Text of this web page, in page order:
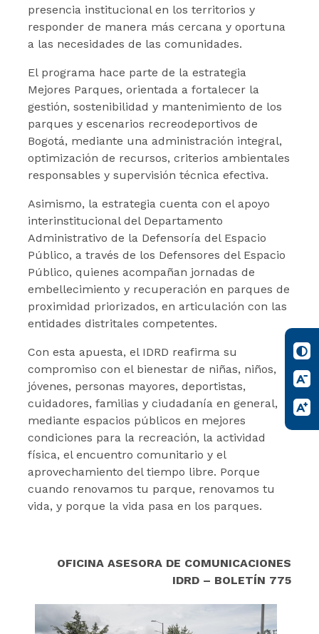
presencia institucional en los territorios y
responder de manera más cercana y oportuna
a las necesidades de las comunidades.
El programa hace parte de la estrategia
Mejores Parques, orientada a fortalecer la
gestión, sostenibilidad y mantenimiento de los
parques y escenarios recreodeportivos de
Bogotá, mediante una administración integral,
optimización de recursos, criterios ambientales
responsables y supervisión técnica efectiva.
Asimismo, la estrategia cuenta con el apoyo
interinstitucional del Departamento
Administrativo de la Defensoría del Espacio
Público, a través de los Defensores del Espacio
Público, quienes acompañan jornadas de
embellecimiento y recuperación en parques de
proximidad priorizados, en articulación con las
entidades distritales competentes.
Con esta apuesta, el IDRD reafirma su
compromiso con el bienestar de niñas, niños,
jóvenes, personas mayores, deportistas,
cuidadores, familias y ciudadanía en general,
mediante espacios públicos en mejores
condiciones para la recreación, la actividad
física, el encuentro comunitario y el
aprovechamiento del tiempo libre. Porque
cuando renovamos tu parque, renovamos tu
vida, y porque la vida pasa en los parques.
OFICINA ASESORA DE COMUNICACIONES
IDRD – BOLETÍN 775